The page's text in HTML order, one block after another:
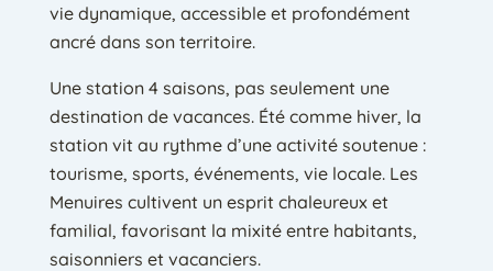
vie dynamique, accessible et profondément
ancré dans son territoire.
Une station 4 saisons, pas seulement une
destination de vacances. Été comme hiver, la
station vit au rythme d’une activité soutenue :
tourisme, sports, événements, vie locale. Les
Menuires cultivent un esprit chaleureux et
familial, favorisant la mixité entre habitants,
saisonniers et vacanciers.